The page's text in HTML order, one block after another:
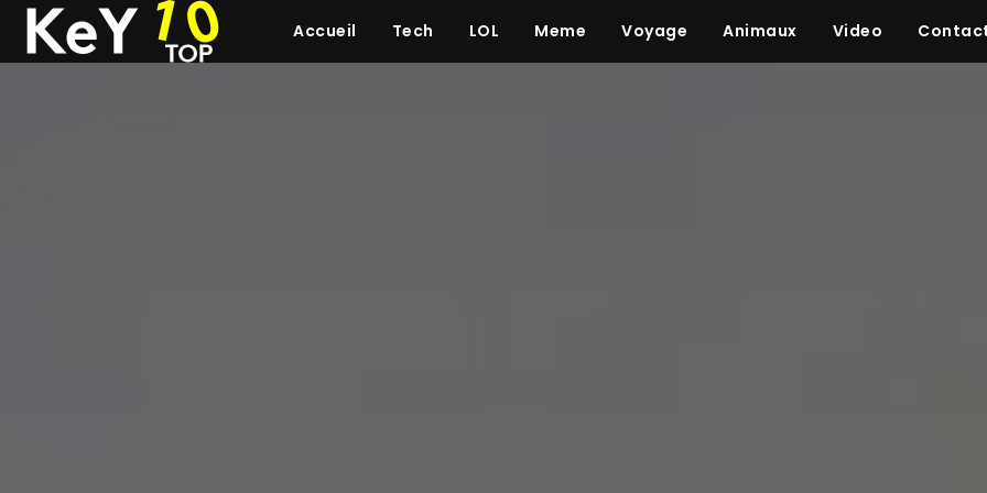
Accueil Tech LOL Meme Voyage Animaux Video